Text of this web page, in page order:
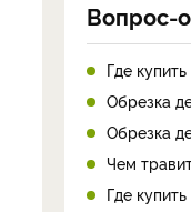
Вопрос-
Где
Обрезка
Обрезка
Чем
Где